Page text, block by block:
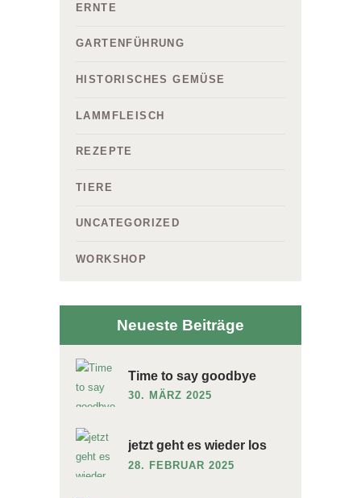
ERNTE
GARTENFÜHRUNG
HISTORISCHES GEMÜSE
LAMMFLEISCH
REZEPTE
TIERE
UNCATEGORIZED
WORKSHOP
Neueste Beiträge
Time to say goodbye
30. MÄRZ 2025
jetzt geht es wieder los
28. FEBRUAR 2025